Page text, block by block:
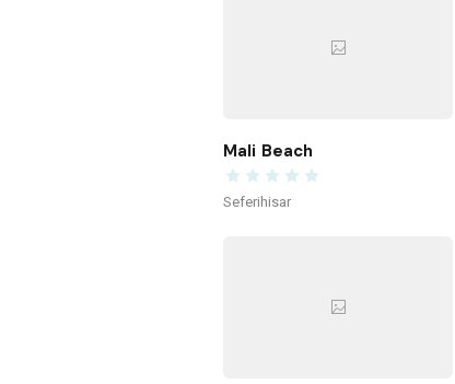
Mali Beach
Seferihisar